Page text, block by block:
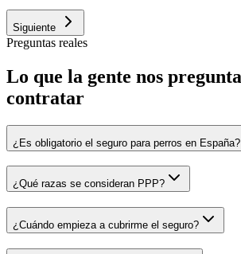
Siguiente
Preguntas reales
Lo que la gente nos
contratar
¿Es obligatorio el seguro para perros en España?
¿Qué razas se consideran PPP?
¿Cuándo empieza a cubrirme el seguro?